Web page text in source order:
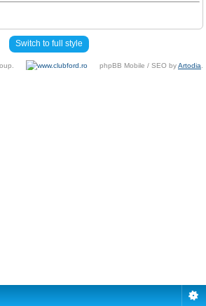
Switch to full style
phpBB Mobile / SEO byArtodia